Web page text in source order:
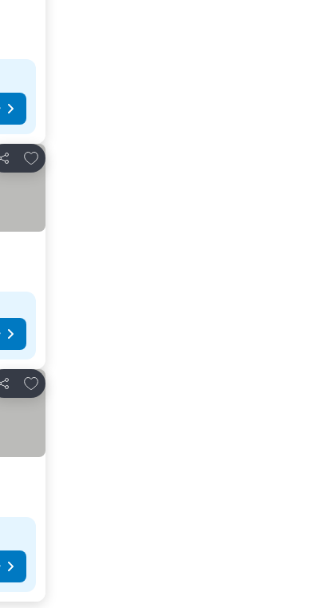
Del
Føj til favoritter
Del
Føj til favoritter